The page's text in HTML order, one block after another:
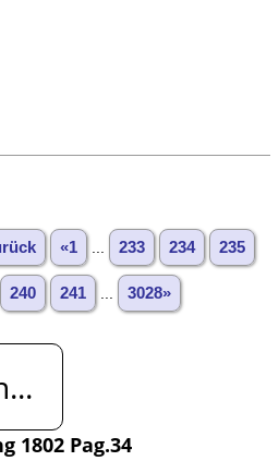
«1 233 234 235
240 241
3028»
1802 Pag.34